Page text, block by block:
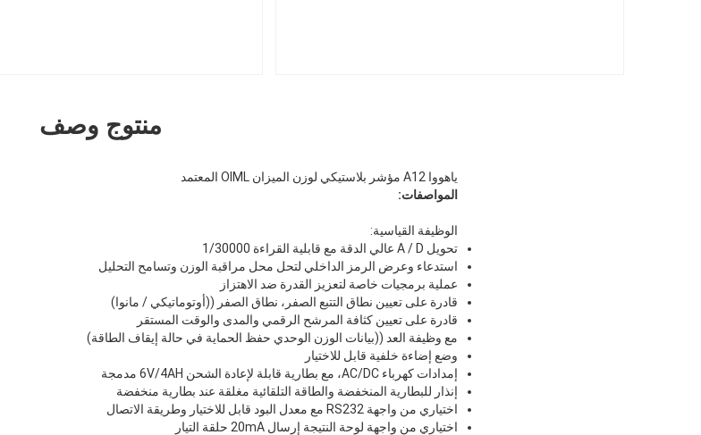
منتوج وصف
ياهووا A12 مؤشر بلاستيكي لوزن الميزان OIML المعتمد
المواصفات:
الوظيفة القياسية:
تحويل A / D عالي الدقة مع قابلية القراءة 1/30000
استدعاء وعرض الرمز الداخلي لتحل محل مراقبة الوزن وتسامح التحليل
عملية برمجيات خاصة لتعزيز القدرة ضد الاهتزاز
قادرة على تعيين نطاق التتبع الصفر، نطاق الصفر ((أوتوماتيكي / مانوا)
قادرة على تعيين كثافة المرشح الرقمي والمدى والوقت المستقر
مع وظيفة العد ((بيانات الوزن الوحدي حفظ الحماية في حالة إيقاف الطاقة)
وضع إضاءة خلفية قابل للاختيار
إمدادات كهرباء AC/DC، مع بطارية قابلة لإعادة الشحن 6V/4AH مدمجة
إنذار للبطارية المنخفضة والطاقة التلقائية مغلقة عند بطارية منخفضة
اختياري من واجهة RS232 مع معدل البود قابل للاختيار وطريقة الاتصال
اختياري من واجهة لوحة النتيجة إرسال 20mA حلقة التيار